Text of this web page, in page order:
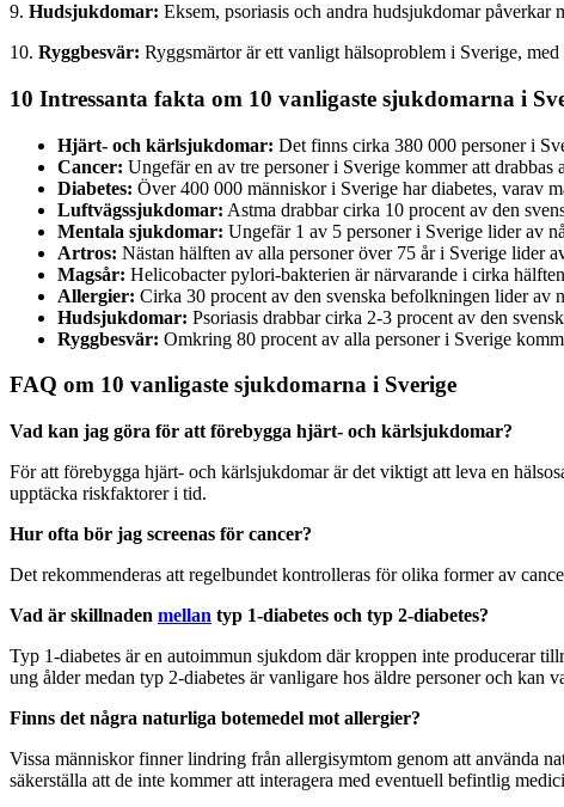
9. Hudsjukdomar: Eksem, psoriasis och andra hudsjukdomar påverkar
10. Ryggbesvär: Ryggsmärtor är ett vanligt hälsoproblem i Sverige,
10 Intressanta fakta om 10 vanligaste sjukdomarna i
Hjärt- och kärlsjukdomar: Det finns cirka 380 000 personer i
Cancer: Ungefär en av tre personer i Sverige kommer att drabbas
Diabetes: Över 400 000 människor i Sverige har diabetes, varav
Luftvägssjukdomar: Astma drabbar cirka 10 procent av den
Mentala sjukdomar: Ungefär 1 av 5 personer i Sverige lider av
Artros: Nästan hälften av alla personer över 75 år i Sverige lider
Magsår: Helicobacter pylori-bakterien är närvarande i cirka
Allergier: Cirka 30 procent av den svenska befolkningen lider av
Hudsjukdomar: Psoriasis drabbar cirka 2-3 procent av den
Ryggbesvär: Omkring 80 procent av alla personer i Sverige
FAQ om 10 vanligaste sjukdomarna i Sverige
Vad kan jag göra för att förebygga hjärt- och kärlsjukdomar?
För att förebygga hjärt- och kärlsjukdomar är det viktigt att leva en
upptäcka riskfaktorer i tid.
Hur ofta bör jag screenas för cancer?
Det rekommenderas att regelbundet kontrolleras för olika former av
Vad är skillnaden mellan typ 1-diabetes och typ 2-diabetes?
Typ 1-diabetes är en autoimmun sjukdom där kroppen inte producerar
ung ålder medan typ 2-diabetes är vanligare hos äldre personer och kan
Finns det några naturliga botemedel mot allergier?
Vissa människor finner lindring från allergisymtom genom att använda
säkerställa att de inte kommer att interagera med eventuell befintlig